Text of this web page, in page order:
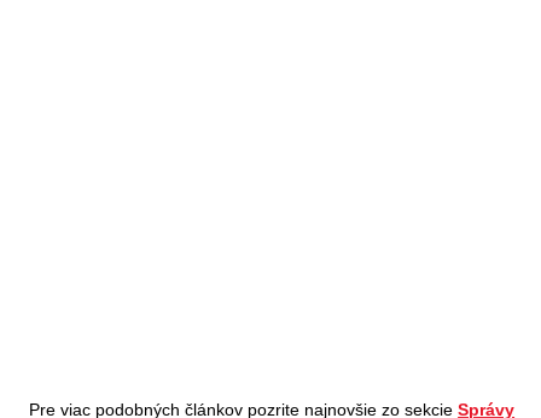
Pre viac podobných článkov pozrite najnovšie zo sekcieSprávy